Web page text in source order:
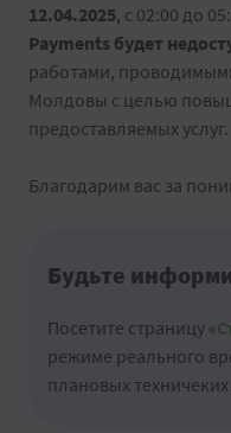
12.04.2025, с 02:00 до
Payments будет
работами,
Молдовы с целью
предоставляемых услуг.
Благодарим вас за
Будьте
Посетите страницу «
режиме реального
плановых